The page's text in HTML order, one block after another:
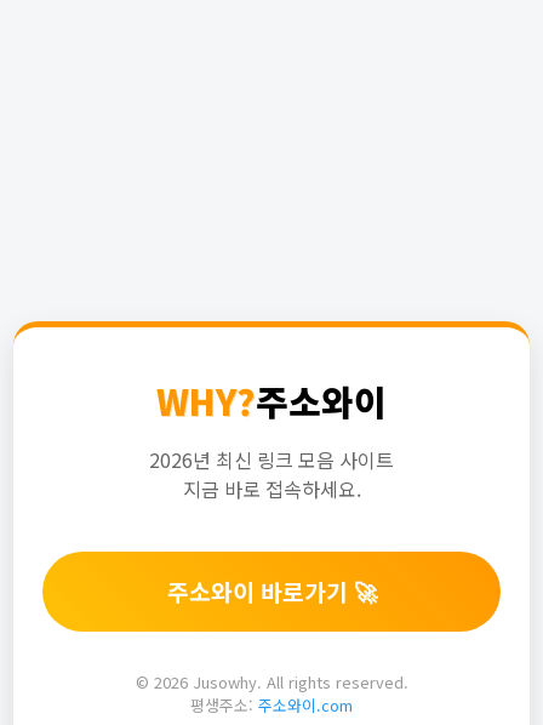
WHY?주소와이
2026년 최신 링크 모음 사이트
지금 바로 접속하세요.
주소와이 바로가기 🚀
© 2026 Jusowhy. All rights reserved.
평생주소: 주소와이.com